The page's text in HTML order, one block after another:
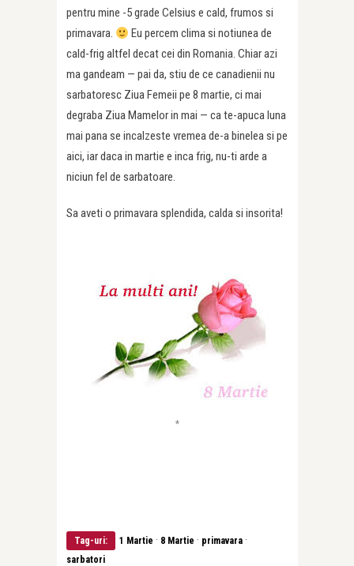
pentru mine -5 grade Celsius e cald, frumos si
primavara.
Eu percem clima si notiunea de
cald-frig altfel decat cei din Romania. Chiar azi
ma gandeam — pai da, stiu de ce canadienii nu
sarbatoresc Ziua Femeii pe 8 martie, ci mai
degraba Ziua Mamelor in mai — ca te-apuca luna
mai pana se incalzeste vremea de-a binelea si pe
aici, iar daca in martie e inca frig, nu-ti arde a
niciun fel de sarbatoare.
Sa aveti o primavara splendida, calda si insorita!
*
Tag-uri: 1 Martie · 8 Martie · primavara ·
sarbatori